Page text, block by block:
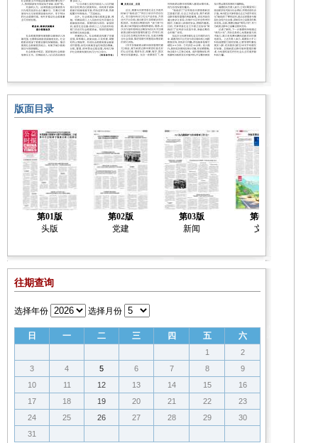
版面目录
第01版
头版
第02版
党建
第03版
新闻
第04版
文化
往期查询
选择年份 选择月份
日 一 二 三 四 五 六
1
2
3
4 5 6 7 8
9
10
11 12 13 14 15
16
17
18 19 20 21 22
23
24
25 26 27 28 29
30
31